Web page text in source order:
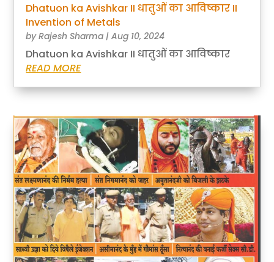
Dhatuon ka Avishkar II धातुओं का आविष्कार II
Invention of Metals
byRajesh Sharma |Aug 10, 2024
Dhatuon ka Avishkar II धातुओं का आविष्कार
READ MORE